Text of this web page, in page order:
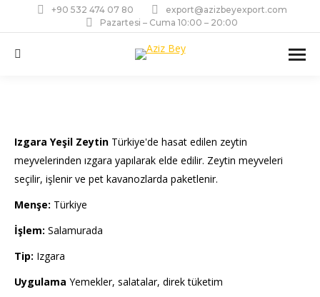
+90 532 474 07 80
export@azizbeyexport.com
Pazartesi – Cuma 10:00 – 20:00
Ara:
Izgara Yeşil Zeytin Türkiye'de hasat edilen zeytin
meyvelerinden ızgara yapılarak elde edilir. Zeytin meyveleri
seçilir, işlenir ve pet kavanozlarda paketlenir.
Menşe: Türkiye
İşlem: Salamurada
Tip: Izgara
Uygulama Yemekler, salatalar, direk tüketim